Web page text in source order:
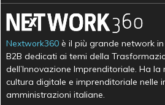
Nextwork360 è il più grande network
B2B dedicati ai temi della
dell’Innovazione Imprenditoriale. Ha
cultura digitale e imprenditoriale nelle
amministrazioni italiane.